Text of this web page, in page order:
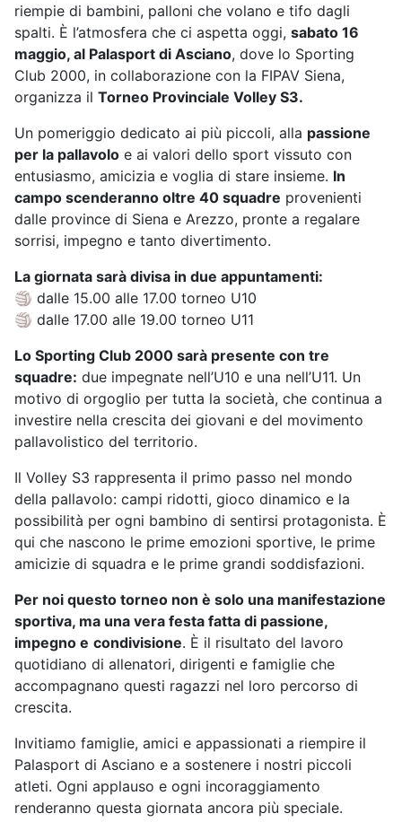
riempie di bambini, palloni che volano e tifo dagli
spalti. È l’atmosfera che ci aspetta oggi, sabato 16
maggio, al Palasport di Asciano, dove lo Sporting
Club 2000, in collaborazione con la FIPAV Siena,
organizza il Torneo Provinciale Volley S3.
Un pomeriggio dedicato ai più piccoli, alla passione
per la pallavolo e ai valori dello sport vissuto con
entusiasmo, amicizia e voglia di stare insieme. In
campo scenderanno oltre 40 squadre provenienti
dalle province di Siena e Arezzo, pronte a regalare
sorrisi, impegno e tanto divertimento.
La giornata sarà divisa in due appuntamenti:
🏐 dalle 15.00 alle 17.00 torneo U10
🏐 dalle 17.00 alle 19.00 torneo U11
Lo Sporting Club 2000 sarà presente con tre
squadre: due impegnate nell’U10 e una nell’U11. Un
motivo di orgoglio per tutta la società, che continua a
investire nella crescita dei giovani e del movimento
pallavolistico del territorio.
Il Volley S3 rappresenta il primo passo nel mondo
della pallavolo: campi ridotti, gioco dinamico e la
possibilità per ogni bambino di sentirsi protagonista. È
qui che nascono le prime emozioni sportive, le prime
amicizie di squadra e le prime grandi soddisfazioni.
Per noi questo torneo non è solo una manifestazione
sportiva, ma una vera festa fatta di passione,
impegno e condivisione. È il risultato del lavoro
quotidiano di allenatori, dirigenti e famiglie che
accompagnano questi ragazzi nel loro percorso di
crescita.
Invitiamo famiglie, amici e appassionati a riempire il
Palasport di Asciano e a sostenere i nostri piccoli
atleti. Ogni applauso e ogni incoraggiamento
renderanno questa giornata ancora più speciale.